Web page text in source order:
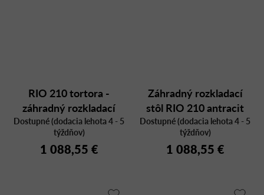
RIO 210 tortora -
záhradný rozkladací
stôl
Dostupné (dodacia lehota 4 - 5
týždňov)
1 088,55 €
Záhradný rozkladací
stôl RIO 210 antracit
Dostupné (dodacia lehota 4 - 5
týždňov)
1 088,55 €